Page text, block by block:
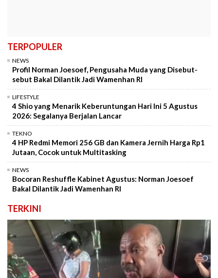
TERPOPULER
NEWS
Profil Norman Joesoef, Pengusaha Muda yang Disebut-
sebut Bakal Dilantik Jadi Wamenhan RI
LIFESTYLE
4 Shio yang Menarik Keberuntungan Hari Ini 5 Agustus
2026: Segalanya Berjalan Lancar
TEKNO
4 HP Redmi Memori 256 GB dan Kamera Jernih Harga Rp1
Jutaan, Cocok untuk Multitasking
NEWS
Bocoran Reshuffle Kabinet Agustus: Norman Joesoef
Bakal Dilantik Jadi Wamenhan RI
TERKINI